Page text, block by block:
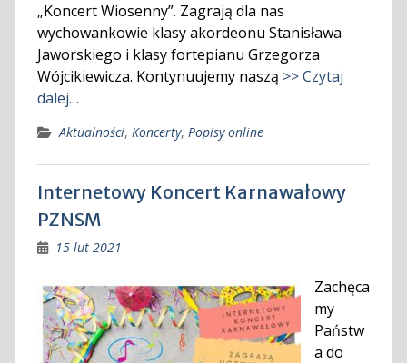
„Koncert Wiosenny”. Zagrają dla nas
wychowankowie klasy akordeonu Stanisława
Jaworskiego i klasy fortepianu Grzegorza
Wójcikiewicza. Kontynuujemy naszą >> Czytaj
dalej…
Aktualności, Koncerty, Popisy online
Internetowy Koncert Karnawałowy
PZNSM
15 lut 2021
Zachęca
my
Państw
a do